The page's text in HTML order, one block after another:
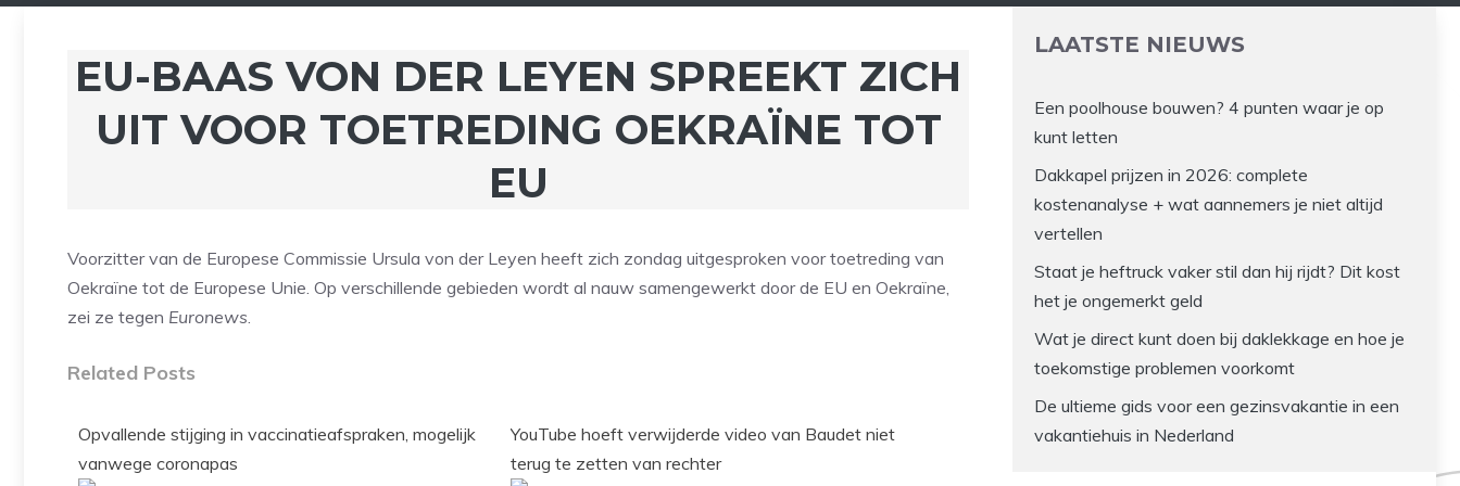
EU-BAAS VON DER LEYEN SPREEKT ZICH
UIT VOOR TOETREDING OEKRAÏNE TOT
EU
Voorzitter van de Europese Commissie Ursula von der Leyen heeft zich zondag uitgesproken voor toetreding van
Oekraïne tot de Europese Unie. Op verschillende gebieden wordt al nauw samengewerkt door de EU en Oekraïne,
zei ze tegen Euronews.
Related Posts
Opvallende stijging in vaccinatieafspraken, mogelijk
vanwege coronapas
YouTube hoeft verwijderde video van Baudet niet
terug te zetten van rechter
LAATSTE NIEUWS
Een poolhouse bouwen? 4 punten waar je op
kunt letten
Dakkapel prijzen in 2026: complete
kostenanalyse + wat aannemers je niet altijd
vertellen
Staat je heftruck vaker stil dan hij rijdt? Dit kost
het je ongemerkt geld
Wat je direct kunt doen bij daklekkage en hoe je
toekomstige problemen voorkomt
De ultieme gids voor een gezinsvakantie in een
vakantiehuis in Nederland